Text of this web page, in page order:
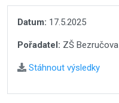
Datum: 17.5.2025
Pořadatel: ZŠ Bezručova
Stáhnout výsledky